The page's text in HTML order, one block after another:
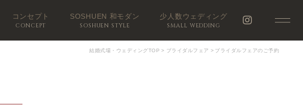
コンセプト
CONCEPT
SOSHUEN 和モダン
SOSHUEN STYLE
少人数ウェディング
SMALL WEDDING
結婚式場・ウェディングTOP > ブライダルフェア > ブライダルフェアのご予約